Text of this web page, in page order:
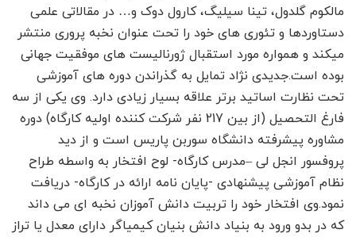
مالکوم گلدول، تینا سیلیگ، کارول دوک و… در مقالاتی علمی
دستاوردها و تئوری های خود را تحت عنوان نخبه پروری منتشر
میکند و همواره مورد استقبال ژورنالیست های موفقیت جهانی
بوده است.جدیدی نژاد تمایل به گذراندن دوره های آموزشی
تحت نظارت اساتید برتر علاقه بسیار زیادی دارد. وی یکی از سه
فارغ التحصیل (از بین 217 نفر شرکت کننده اولیه کارگاه) دوره
مشاوره پیشرفته دانشگاه سوربن پاریس است و از دید
پروفسور انجل لی –مدرس کارگاه- لوح افتخار به واسطه طراح
نظام آموزشی پیشنهادی -پایان نامه ارائه در کارگاه- دریافت
نمود.وی افتخار خود را تربیت دانش آموزان نخبه ای می داند
که در بدو ورود به بنیاد دانش بنیان کیمیاگر دارای معدل یا تراز